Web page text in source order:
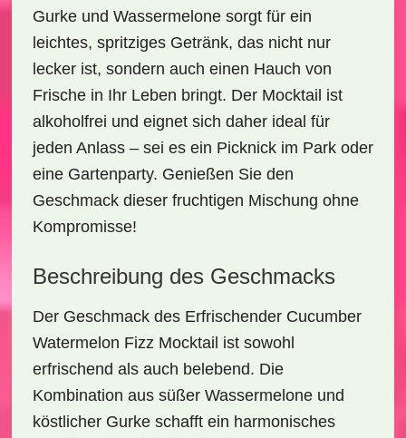
Gurke und Wassermelone sorgt für ein
leichtes, spritziges Getränk, das nicht nur
lecker ist, sondern auch einen Hauch von
Frische in Ihr Leben bringt. Der Mocktail ist
alkoholfrei und eignet sich daher ideal für
jeden Anlass – sei es ein Picknick im Park oder
eine Gartenparty. Genießen Sie den
Geschmack dieser fruchtigen Mischung ohne
Kompromisse!
Beschreibung des Geschmacks
Der Geschmack des Erfrischender Cucumber
Watermelon Fizz Mocktail ist sowohl
erfrischend als auch belebend. Die
Kombination aus süßer Wassermelone und
köstlicher Gurke schafft ein harmonisches